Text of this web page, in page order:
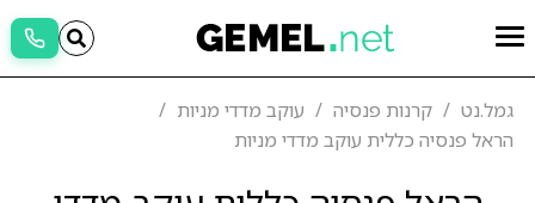
גמל.נט קרנות פנסיה
עוקב מדדי מניות
הראל פנסיה כללית עוקב מדדי מניות